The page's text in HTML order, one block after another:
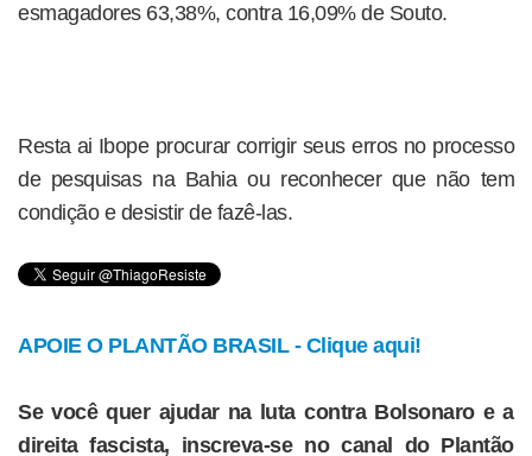
esmagadores 63,38%, contra 16,09% de Souto.
Resta ai Ibope procurar corrigir seus erros no processo
de pesquisas na Bahia ou reconhecer que não tem
condição e desistir de fazê-las.
APOIE O PLANTÃO BRASIL - Clique aqui!
Se você quer ajudar na luta contra Bolsonaro e a
direita fascista, inscreva-se no canal do Plantão